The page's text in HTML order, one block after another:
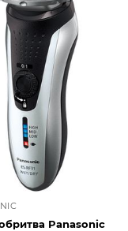
Panasonic